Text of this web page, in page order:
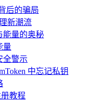
后的骗局
新潮流
能量的奥秘
量
全警示
中忘记私钥
教程